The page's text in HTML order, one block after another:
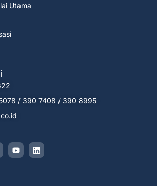
Utama
/ 390 7408 / 390 8995